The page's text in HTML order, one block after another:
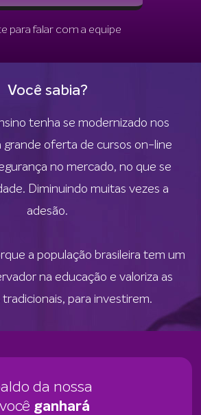
para falar com a equipe
Você sabia?
tenha se modernizado nos
grande oferta de cursos on-line
no mercado, no que se
Diminuindo muitas vezes a
adesão.
a população brasileira tem um
na educação e valoriza as
para investirem.
da nossa
ganhará